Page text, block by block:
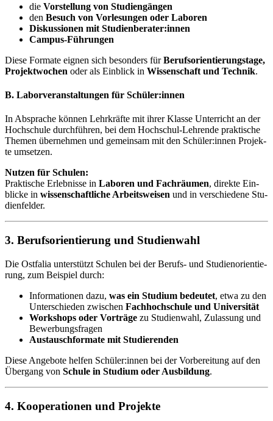
die Vor­stel­lung von Stu­di­en­gän­gen
den Be­such von Vor­le­sun­gen oder La­bo­ren
Dis­kus­sio­nen mit Stu­di­en­be­ra­ter:in­nen
Cam­pus-Füh­run­gen
Die­se For­ma­te eig­nen sich be­son­ders fürBe­rufs­ori­en­tie­rungs­ta­ge,
Pro­jekt­wo­chen oder als Ein­blick in Wis­sen­schaft und Tech­nik.
B. La­bor­ver­an­stal­tun­gen für Schü­ler:in­nen
In Ab­spra­che kön­nen Lehr­kräf­te mit ih­rer Klas­se Un­ter­richt an der
Hoch­schu­le durch­füh­ren, bei dem Hoch­schul-Leh­ren­de prak­ti­sche
The­men über­neh­men und ge­mein­sam mit den Schü­ler:in­nen Pro­jek­
te um­set­zen.
Nut­zen für Schu­len:
Prak­ti­sche Er­leb­nis­se in La­bo­ren und Fach­räu­men, di­rek­te Ein­
bli­cke in wis­sen­schaft­li­che Ar­beits­wei­sen und in ver­schie­de­ne Stu­
di­en­fel­der.
3. Be­rufs­ori­en­tie­rung und Stu­di­en­wahl
Die Ost­fa­lia un­ter­stützt Schu­len bei der Be­rufs- und Stu­di­en­ori­en­tie­
rung, zum Bei­spiel durch:
In­for­ma­tio­nen dazu, was ein Stu­di­um be­deu­tet, etwa zu den
Un­ter­schie­den zwi­schen Fach­hoch­schu­le und Uni­ver­si­tät
Work­shops oder Vor­trä­ge zu Stu­di­en­wahl, Zu­las­sung und
Be­wer­bungs­fra­gen
Aus­tausch­for­ma­te mit Stu­die­ren­den
Die­se An­ge­bo­te hel­fen Schü­ler:in­nen bei der Vor­be­rei­tung auf den
Über­gang von Schu­le in Stu­di­um oder Aus­bil­dung.
4. Ko­ope­ra­tio­nen und Pro­jek­te